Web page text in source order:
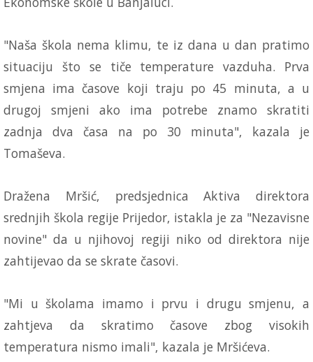
"Naša škola nema klimu, te iz dana u dan pratimo
situaciju što se tiče temperature vazduha. Prva
smjena ima časove koji traju po 45 minuta, a u
drugoj smjeni ako ima potrebe znamo skratiti
zadnja dva časa na po 30 minuta", kazala je
Tomaševa.
Dražena Mršić, predsjednica Aktiva direktora
srednjih škola regije Prijedor, istakla je za "Nezavisne
novine" da u njihovoj regiji niko od direktora nije
zahtijevao da se skrate časovi.
"Mi u školama imamo i prvu i drugu smjenu, a
zahtjeva da skratimo časove zbog visokih
temperatura nismo imali", kazala je Mršićeva.